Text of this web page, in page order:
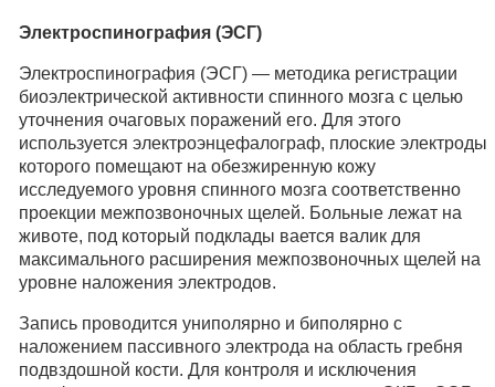
Электроспинография (ЭСГ)
Электроспинография (ЭСГ) — методика регистрации
биоэлектрической активности спинного мозга с целью
уточнения очаговых поражений его. Для этого
используется электроэнцефалограф, плоские электроды
которого помещают на обезжиренную кожу
исследуемого уровня спинного мозга соответственно
проекции межпозвоночных щелей. Больные лежат на
животе, под который подклады вается валик для
максимального расширения межпозвоночных щелей на
уровне наложения электродов.
Запись проводится униполярно и биполярно с
наложением пассивного электрода на область гребня
подвздошной кости. Для контроля и исключения